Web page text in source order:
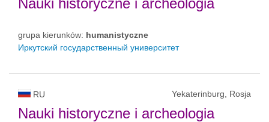
grupa kierunków: humanistyczne
Иркутский государственный университет
RU Yekaterinburg, Rosja
Nauki historyczne i archeologia